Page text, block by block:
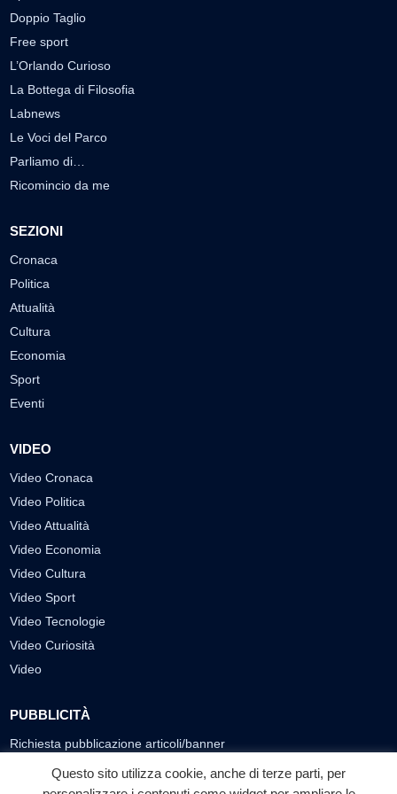
Doppio Taglio
Free sport
L’Orlando Curioso
La Bottega di Filosofia
Labnews
Le Voci del Parco
Parliamo di…
Ricomincio da me
SEZIONI
Cronaca
Politica
Attualità
Cultura
Economia
Sport
Eventi
VIDEO
Video Cronaca
Video Politica
Video Attualità
Video Economia
Video Cultura
Video Sport
Video Tecnologie
Video Curiosità
Video
PUBBLICITÀ
Richiesta pubblicazione articoli/banner
SEGUICI SUI SOCIAL
Questo sito utilizza cookie, anche di terze parti, per